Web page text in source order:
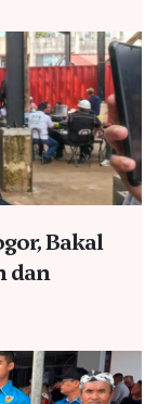
Bakal
dan